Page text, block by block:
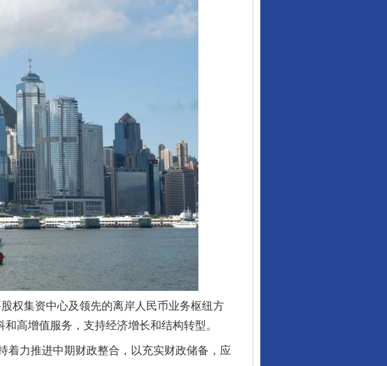
权集资中心及领先的离岸人民币业务枢纽方
高增值服务，支持经济增长和结构转型。
力推进中期财政整合，以充实财政储备，应